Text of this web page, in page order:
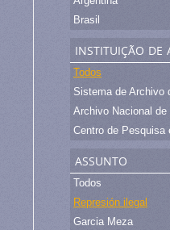
Brasil
instituição de
Todos
Archivo Nacional de
assunto
Todos
Represión ilegal
Garcia Meza